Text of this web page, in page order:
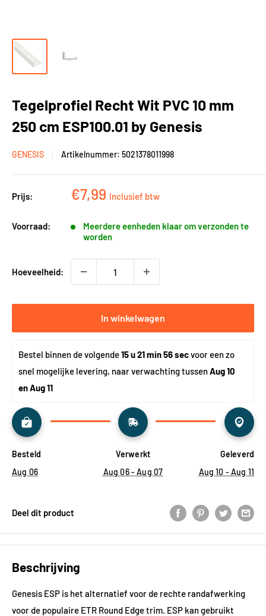
Tegelprofiel Recht Wit PVC 10 mm
250 cm ESP100.01 by Genesis
GENESIS Artikelnummer: 5021378011998
Prijs: Kortingsprijs
€7,99 Inclusief btw
Voorraad:
Meerdere eenheden klaar om verzonden te
worden
Hoeveelheid:
In winkelwagen
Bestel binnen de volgende 15 u 21 min 56 sec voor een zo
snel mogelijke levering, naar verwachting tussen Aug 10
en Aug 11
Besteld
Aug 06
Verwerkt
Aug 06 - Aug 07
Geleverd
Aug 10 - Aug 11
Deel dit product
Beschrijving
Genesis ESP is het alternatief voor de rechte randafwerking
voor de populaire ETR Round Edge trim. ESP kan gebruikt